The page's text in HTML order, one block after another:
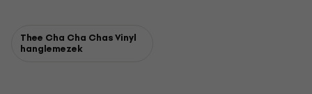
Thee Cha Cha Chas Vinyl
hanglemezek